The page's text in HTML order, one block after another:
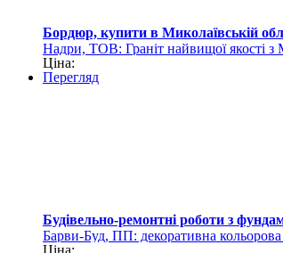
Бордюр, купити в Миколаївській
Надри, ТОВ: Граніт найвищої якості з
Ціна:
Перегляд
Будівельно-ремонтні роботи з
Барви-Буд, ПП: декоративна